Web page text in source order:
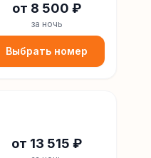
от 8 500 ₽
за ночь
Выбрать номер
от 13 515 ₽